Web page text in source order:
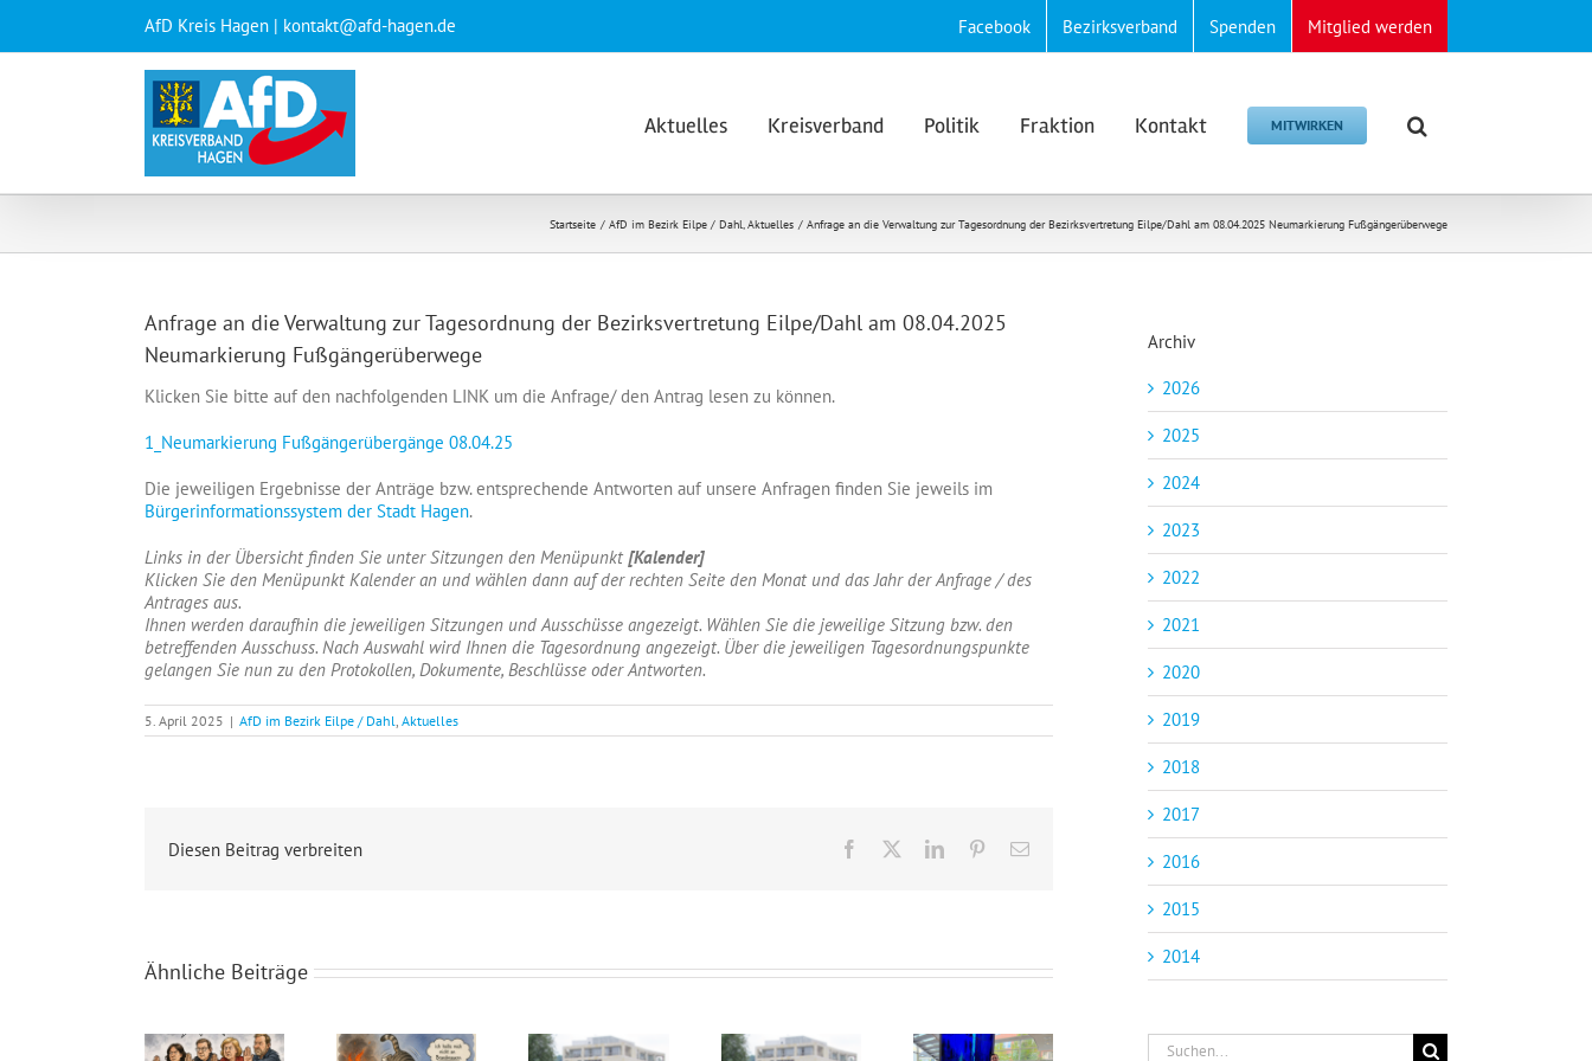
springen
AfD Kreis Hagen | kontakt@afd-hagen.de Facebook Bezirksverband Spenden Mitglied werden
Aktuelles Kreisverband Politik Fraktion Kontakt MITWIRKEN
Startseite AfD im Bezirk Eilpe / Dahl Aktuelles Anfrage an die Verwaltung zur Tagesordnung der Bezirksvertretung Eilpe/Dahl am 08.04.2025 Neumarkierung Fußgängerüberwege
Anfrage an die Verwaltung zur Tagesordnung der Bezirksvertretung Eilpe/Dahl am 08.04.2025
Neumarkierung Fußgängerüberwege
Klicken Sie bitte auf den nachfolgenden LINK um die Anfrage/ den Antrag lesen zu können.
1_Neumarkierung Fußgängerübergänge 08.04.25
Die jeweiligen Ergebnisse der Anträge bzw. entsprechende Antworten auf unsere Anfragen finden Sie jeweils im
Bürgerinformationssystem der Stadt Hagen.
Links in der Übersicht finden Sie unter Sitzungen den Menüpunkt [Kalender]
Klicken Sie den Menüpunkt Kalender an und wählen dann auf der rechten Seite den Monat und das Jahr der Anfrage / des
Antrages aus.
Ihnen werden daraufhin die jeweiligen Sitzungen und Ausschüsse angezeigt. Wählen Sie die jeweilige Sitzung bzw. den
betreffenden Ausschuss. Nach Auswahl wird Ihnen die Tagesordnung angezeigt. Über die jeweiligen Tagesordnungspunkte
gelangen Sie nun zu den Protokollen, Dokumente, Beschlüsse oder Antworten.
5. April 2025 | AfD im Bezirk Eilpe / Dahl, Aktuelles
Diesen Beitrag verbreiten Facebook LinkedInPinterest
E-
Ähnliche Beiträge
Archiv
2026
2025
2024
2023
2022
2021
2020
2019
2018
2017
2016
2015
2014
Suche